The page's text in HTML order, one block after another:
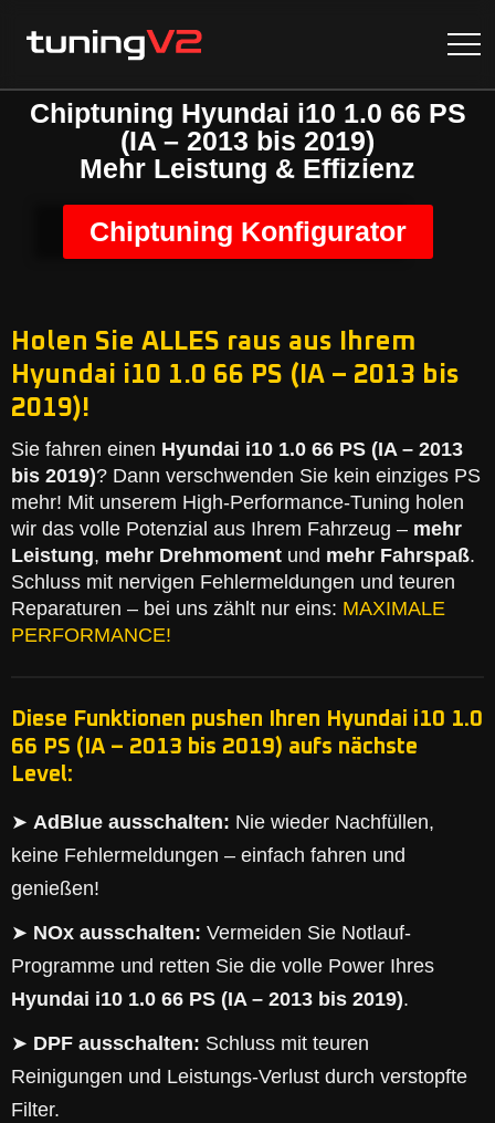
Chiptuning Hyundai i10 1.0 66 PS
(IA – 2013 bis 2019)
Mehr Leistung & Effizienz
Chiptuning Konfigurator
Holen Sie ALLES raus aus Ihrem
Hyundai i10 1.0 66 PS (IA – 2013 bis
2019)!
Sie fahren einen Hyundai i10 1.0 66 PS (IA – 2013
bis 2019)? Dann verschwenden Sie kein einziges PS
mehr! Mit unserem High-Performance-Tuning holen
wir das volle Potenzial aus Ihrem Fahrzeug – mehr
Leistung, mehr Drehmoment und mehr Fahrspaß.
Schluss mit nervigen Fehlermeldungen und teuren
Reparaturen – bei uns zählt nur eins: MAXIMALE
PERFORMANCE!
Diese Funktionen pushen Ihren Hyundai i10 1.0
66 PS (IA – 2013 bis 2019) aufs nächste
Level:
➤ AdBlue ausschalten: Nie wieder Nachfüllen,
keine Fehlermeldungen – einfach fahren und
genießen!
➤ NOx ausschalten: Vermeiden Sie Notlauf-
Programme und retten Sie die volle Power Ihres
Hyundai i10 1.0 66 PS (IA – 2013 bis 2019).
➤ DPF ausschalten: Schluss mit teuren
Reinigungen und Leistungs-Verlust durch verstopfte
Filter.